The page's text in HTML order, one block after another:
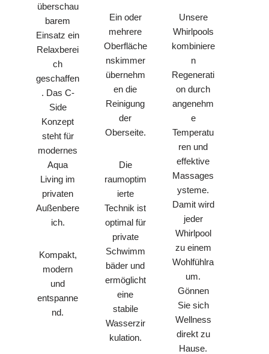
überschau
barem
Einsatz ein
Relaxberei
ch
geschaffen
. Das C-
Side
Konzept
steht für
modernes
Aqua
Living im
privaten
Außenbere
ich.
Kompakt,
modern
und
entspanne
nd.
Ein oder
mehrere
Oberfläche
nskimmer
übernehm
en die
Reinigung
der
Oberseite.
Die
raumoptim
ierte
Technik ist
optimal für
private
Schwimm
bäder und
ermöglicht
eine
stabile
Wasserzir
kulation.
Unsere
Whirlpools
kombiniere
n
Regenerati
on durch
angenehm
e
Temperatu
ren und
effektive
Massages
ysteme.
Damit wird
jeder
Whirlpool
zu einem
Wohlfühlra
um.
Gönnen
Sie sich
Wellness
direkt zu
Hause.